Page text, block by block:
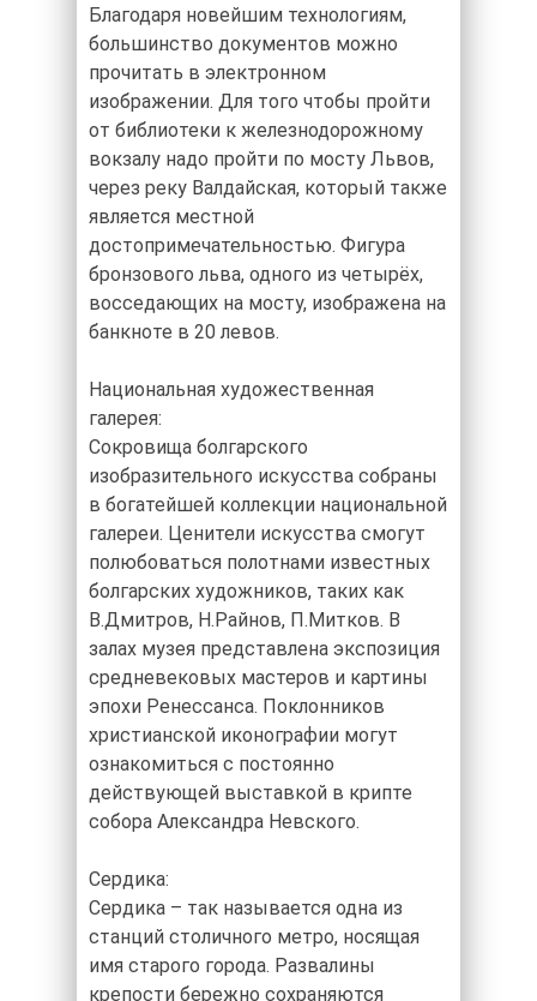
Благодаря новейшим технологиям,
большинство документов можно
прочитать в электронном
изображении. Для того чтобы пройти
от библиотеки к железнодорожному
вокзалу надо пройти по мосту Львов,
через реку Валдайская, который также
является местной
достопримечательностью. Фигура
бронзового льва, одного из четырёх,
восседающих на мосту, изображена на
банкноте в 20 левов.
Национальная художественная
галерея:
Сокровища болгарского
изобразительного искусства собраны
в богатейшей коллекции национальной
галереи. Ценители искусства смогут
полюбоваться полотнами известных
болгарских художников, таких как
В.Дмитров, Н.Райнов, П.Митков. В
залах музея представлена экспозиция
средневековых мастеров и картины
эпохи Ренессанса. Поклонников
христианской иконографии могут
ознакомиться с постоянно
действующей выставкой в крипте
собора Александра Невского.
Сердика:
Сердика – так называется одна из
станций столичного метро, носящая
имя старого города. Развалины
крепости бережно сохраняются